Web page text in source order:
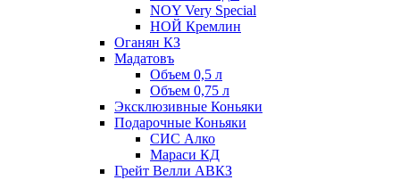
NOY Very Speсial
НОЙ Кремлин
Оганян КЗ
Мадатовъ
Объем 0,5 л
Объем 0,75 л
Эксклюзивные Коньяки
Подарочные Коньяки
СИС Алко
Мараси КД
Грейт Велли АВКЗ